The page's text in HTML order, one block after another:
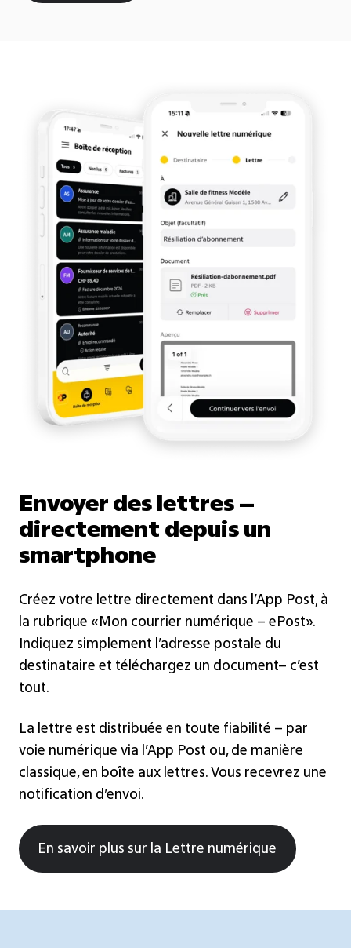
Envoyer des lettres –
directement depuis un
smartphone
Créez votre lettre directement dans l’App Post, à
la rubrique «Mon courrier numérique – ePost».
Indiquez simplement l’adresse postale du
destinataire et téléchargez un document– c’est
tout.
La lettre est distribuée en toute fiabilité – par
voie numérique via l’App Post ou, de manière
classique, en boîte aux lettres. Vous recevrez une
notification d’envoi.
En savoir plus sur la Lettre numérique